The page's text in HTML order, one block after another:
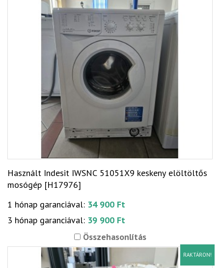
Használt Indesit IWSNC 51051X9 keskeny elöltöltős
mosógép [H17976]
1 hónap garanciával: 34 900 Ft
3 hónap garanciával: 39 900 Ft
Összehasonlítás
RAKTÁRON!